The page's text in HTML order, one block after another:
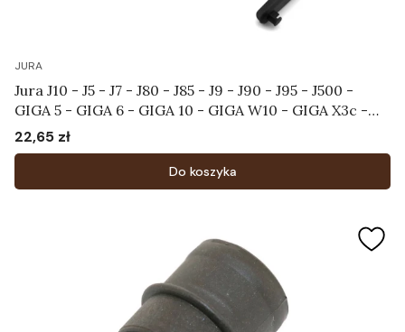
JURA
Jura J10 - J5 - J7 - J80 - J85 - J9 - J90 - J95 - J500 -
GIGA 5 - GIGA 6 - GIGA 10 - GIGA W10 - GIGA X3c -
X7c - X8c - X9c - Uchwyt zbiornika na wodę Art. 66597
Cena
22,65 zł
Do koszyka